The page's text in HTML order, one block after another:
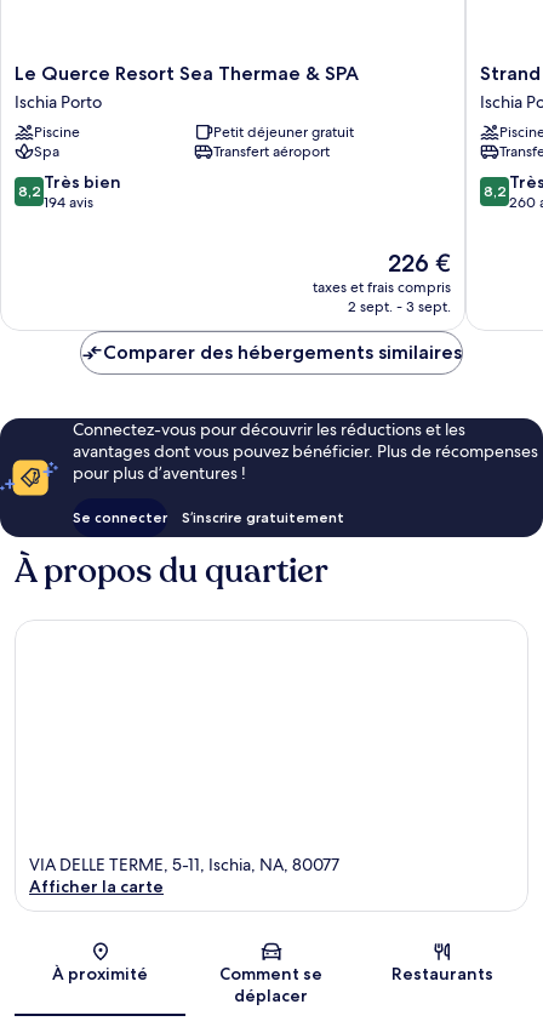
Le
Querce
Resort
Sea
Thermae
&
SPA
Le Querce Resort Sea Thermae & SPA
Ischia Porto
Piscine
Petit déjeuner gratuit
Spa
Transfert aéroport
8.2
sur
8,2 Très bien
194 avis
Le
nouveau
prix
de
226 €
taxes et frais compris
2 sept. - 3 sept.
Strand
Hotel
Terme
Delfini
Ischia
Porto
Ischia
8.2
sur
8,2
260
Comparer des hébergements similaires
Connectez-vous pour découvrir les réductions et les
avantages dont vous pouvez bénéficier. Plus de récompenses
pour plus d’aventures !
Se connecter S’inscrire gratuitement
À propos du quartier
Carte
VIA DELLE TERME, 5-11, Ischia, NA, 80077
Afficher la carte
À proximité
Comment se
déplacer
Restaurants